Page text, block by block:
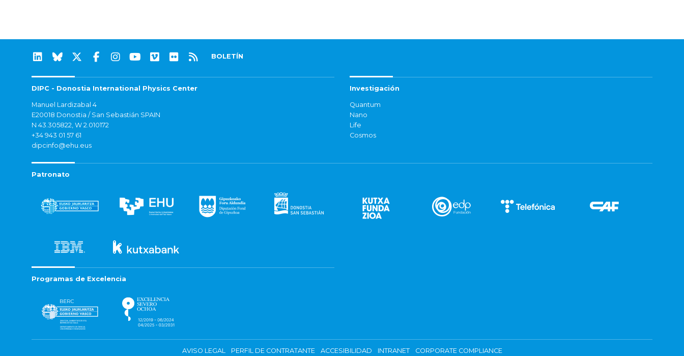
BOLETÍN
DIPC - Donostia International Physics Center
Manuel Lardizabal 4
E20018 Donostia / San Sebastián SPAIN
N 43.305822, W 2.010172
+34 943 01 57 61
dipcinfo@ehu.eus
Investigación
Quantum
Nano
Life
Cosmos
Patronato
Programas de Excelencia
AVISO LEGAL PERFIL DE CONTRATANTE ACCESIBILIDAD INTRANET CORPORATE COMPLIANCE